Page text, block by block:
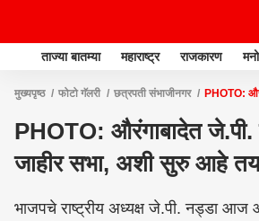
ताज्या बातम्या महाराष्ट्र राजकारण
मुख्यपृष्ठ फोटो गॅलरी छत्रपती संभाजीनगर
PHOTO:
PHOTO: औरंगाबादेत जे.पी.
जाहीर सभा, अशी सुरु आहे
भाजपचे राष्ट्रीय अध्यक्ष जे.पी. नड्डा आज